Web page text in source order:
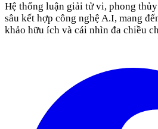
Hệ thống luận giải tử vi, phong
sâu kết hợp công nghệ A.I, mang
khảo hữu ích và cái nhìn đa chiều